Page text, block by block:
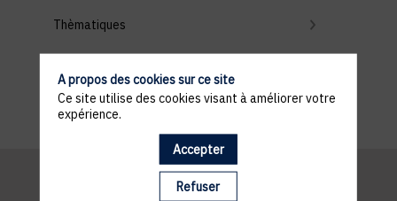
Thèmatiques
Effacer tous les filtres
A propos des cookies sur ce site
Ce site utilise des cookies visant à améliorer votre
expérience.
Accepter
Refuser